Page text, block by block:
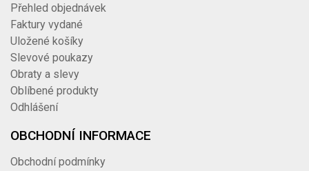
Přehled objednávek
Faktury vydané
Uložené košíky
Slevové poukazy
Obraty a slevy
Oblíbené produkty
Odhlášení
OBCHODNÍ INFORMACE
Obchodní podmínky